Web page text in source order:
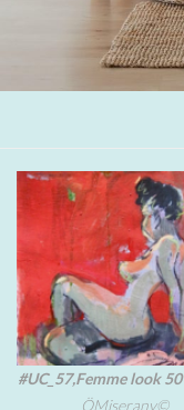
#UC_57,Femme look 50'
ÖMiserany©